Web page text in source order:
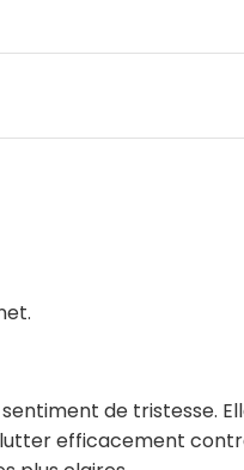
de tristesse.
efficacement